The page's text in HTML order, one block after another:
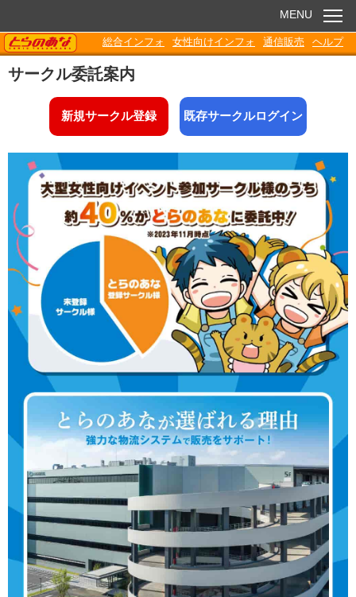
お知らせ
電子書籍
Q&A
各種ダウンロード
MENU
TORANOANA
総合インフォ 女性向けインフォ 通信販売 ヘルプ
サークル委託案内
新規サークル登録 既存サークルログイン